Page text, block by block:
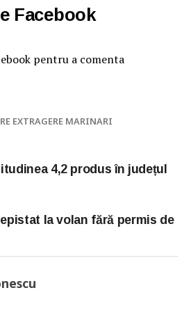
Facebook
pentru a comenta
EXTRAGERE MARINARI
4,2 produs în județul
la volan fără permis de